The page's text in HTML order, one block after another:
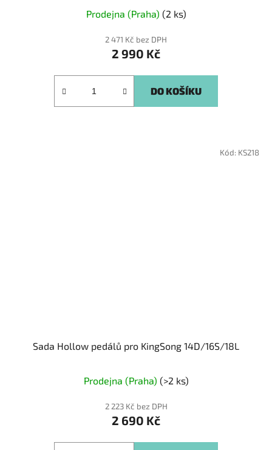
Prodejna (Praha) (2 ks)
2 471 Kč bez DPH
2 990 Kč
DO KOŠÍKU
Sada Hollow pedálů pro KingSong 14D/16S/18L
Prodejna (Praha) (>2 ks)
2 223 Kč bez DPH
2 690 Kč
Kód: KS218